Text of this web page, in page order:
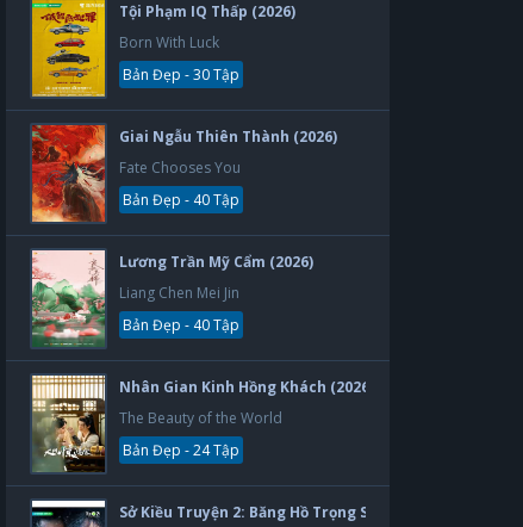
Tội Phạm IQ Thấp (2026)
Born With Luck
Bản Đẹp - 30 Tập
Giai Ngẫu Thiên Thành (2026)
Fate Chooses You
Bản Đẹp - 40 Tập
Lương Trần Mỹ Cẩm (2026)
Liang Chen Mei Jin
Bản Đẹp - 40 Tập
Nhân Gian Kinh Hồng Khách (2026)
The Beauty of the World
Bản Đẹp - 24 Tập
Sở Kiều Truyện 2: Băng Hồ Trọng Sinh (2026)